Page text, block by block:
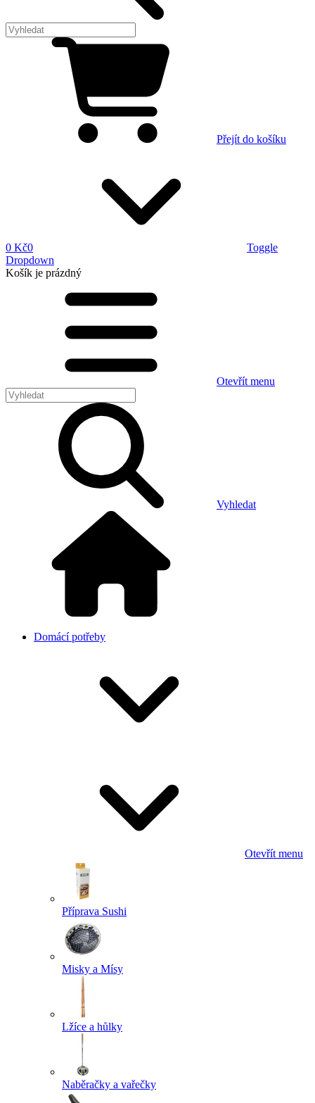
Přejít do košíku
0 Kč0
Toggle
Dropdown
Košík je prázdný
Otevřít menu
Vyhledat
Domácí potřeby
Otevřít menu
Příprava Sushi
Misky a Mísy
Lžíce a hůlky
Naběračky a vařečky